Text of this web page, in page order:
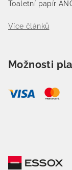
Toaletní papír
Více článků
Možnosti